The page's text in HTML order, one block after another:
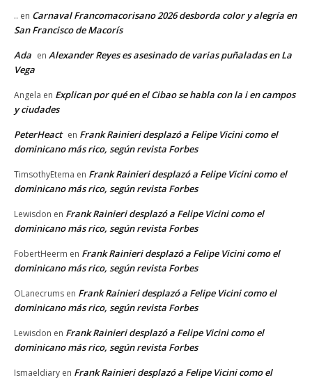
.. en Carnaval Francomacorisano 2026 desborda color y alegría en
San Francisco de Macorís
Ada en Alexander Reyes es asesinado de varias puñaladas en La
Vega
Angela en Explican por qué en el Cibao se habla con la i en campos
y ciudades
PeterHeact en Frank Rainieri desplazó a Felipe Vicini como el
dominicano más rico, según revista Forbes
TimsothyEtema en Frank Rainieri desplazó a Felipe Vicini como el
dominicano más rico, según revista Forbes
Lewisdon en Frank Rainieri desplazó a Felipe Vicini como el
dominicano más rico, según revista Forbes
FobertHeerm en Frank Rainieri desplazó a Felipe Vicini como el
dominicano más rico, según revista Forbes
OLanecrums en Frank Rainieri desplazó a Felipe Vicini como el
dominicano más rico, según revista Forbes
Lewisdon en Frank Rainieri desplazó a Felipe Vicini como el
dominicano más rico, según revista Forbes
Ismaeldiary en Frank Rainieri desplazó a Felipe Vicini como el